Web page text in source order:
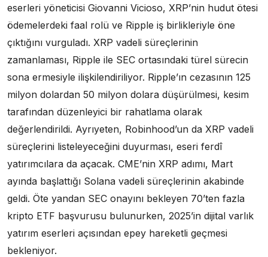
eserleri yöneticisi Giovanni Vicioso, XRP’nin hudut ötesi
ödemelerdeki faal rolü ve Ripple iş birlikleriyle öne
çıktığını vurguladı. XRP vadeli süreçlerinin
zamanlaması, Ripple ile SEC ortasındaki türel sürecin
sona ermesiyle ilişkilendiriliyor. Ripple’ın cezasının 125
milyon dolardan 50 milyon dolara düşürülmesi, kesim
tarafından düzenleyici bir rahatlama olarak
değerlendirildi. Ayrıyeten, Robinhood’un da XRP vadeli
süreçlerini listeleyeceğini duyurması, eseri ferdî
yatırımcılara da açacak. CME’nin XRP adımı, Mart
ayında başlattığı Solana vadeli süreçlerinin akabinde
geldi. Öte yandan SEC onayını bekleyen 70’ten fazla
kripto ETF başvurusu bulunurken, 2025’in dijital varlık
yatırım eserleri açısından epey hareketli geçmesi
bekleniyor.